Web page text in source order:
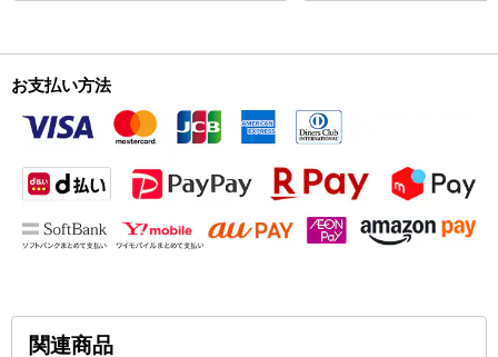
お支払い方法
関連商品